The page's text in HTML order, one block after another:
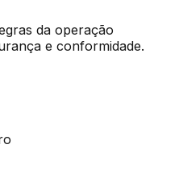
da operação
e conformidade.